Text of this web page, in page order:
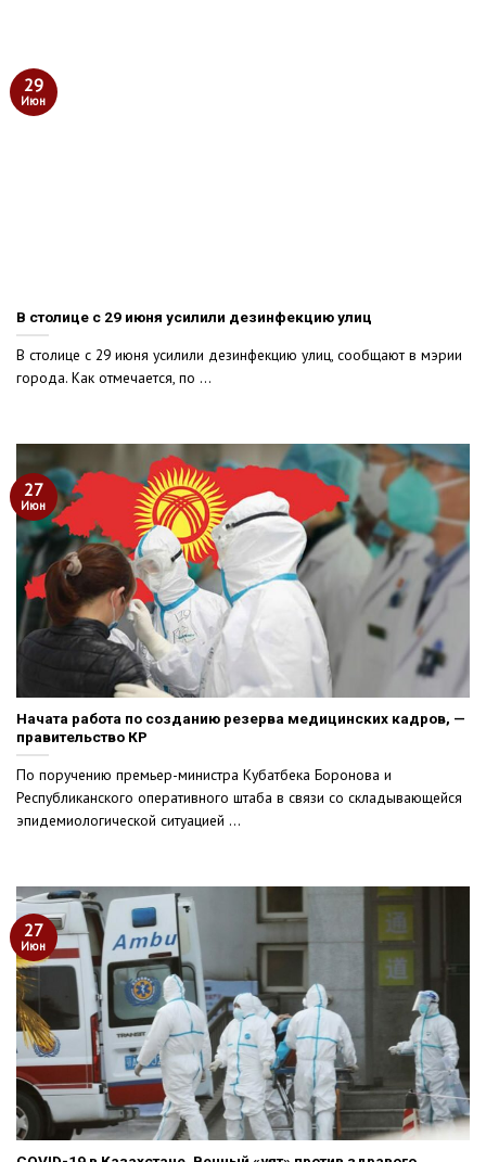
В столице с 29 июня усилили дезинфекцию улиц
В столице с 29 июня усилили дезинфекцию улиц, сообщают в мэрии
города. Как отмечается, по ...
29
Июн
Начата работа по созданию резерва медицинских кадров, —
правительство КР
По поручению премьер-министра Кубатбека Боронова и
Республиканского оперативного штаба в связи со складывающейся
эпидемиологической ситуацией ...
27
Июн
27
Июн